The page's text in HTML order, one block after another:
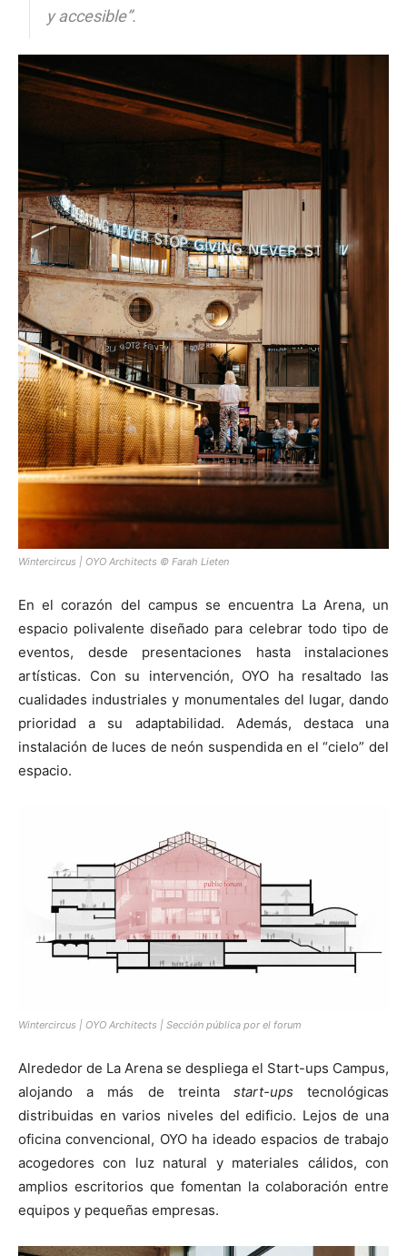
y accesible”.
Wintercircus | OYO Architects © Farah Lieten
En el corazón del campus se encuentra La Arena, un
espacio polivalente diseñado para celebrar todo tipo de
eventos, desde presentaciones hasta instalaciones
artísticas. Con su intervención, OYO ha resaltado las
cualidades industriales y monumentales del lugar, dando
prioridad a su adaptabilidad. Además, destaca una
instalación de luces de neón suspendida en el “cielo” del
espacio.
Wintercircus | OYO Architects | Sección pública por el forum
Alrededor de La Arena se despliega el Start-ups Campus,
alojando a más de treinta start-ups tecnológicas
distribuidas en varios niveles del edificio. Lejos de una
oficina convencional, OYO ha ideado espacios de trabajo
acogedores con luz natural y materiales cálidos, con
amplios escritorios que fomentan la colaboración entre
equipos y pequeñas empresas.